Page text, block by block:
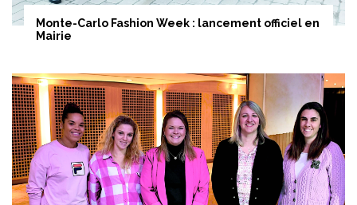
Monte-Carlo Fashion Week : lancement officiel en
Mairie